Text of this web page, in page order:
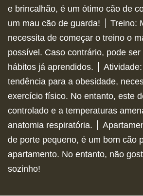
e brincalhão, é um ótimo cão de
um mau cão de guarda!
Treino:
necessita de começar o treino o
possível. Caso contrário, pode
hábitos já aprendidos.
Atividade:
tendência para a obesidade,
exercício físico. No entanto, este
controlado e a temperaturas
anatomia respiratória.
de porte pequeno, é um bom cão
apartamento. No entanto, não
sozinho!